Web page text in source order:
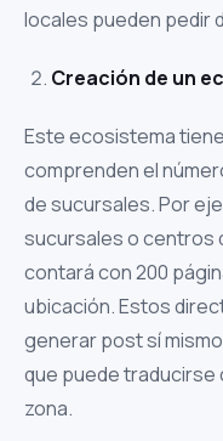
locales pueden pedir
Creación de un
Este ecosistema
comprenden el
de sucursales. Por
sucursales o centros
contará con 200
ubicación. Estos
generar post sí
que puede traducirse
zona.